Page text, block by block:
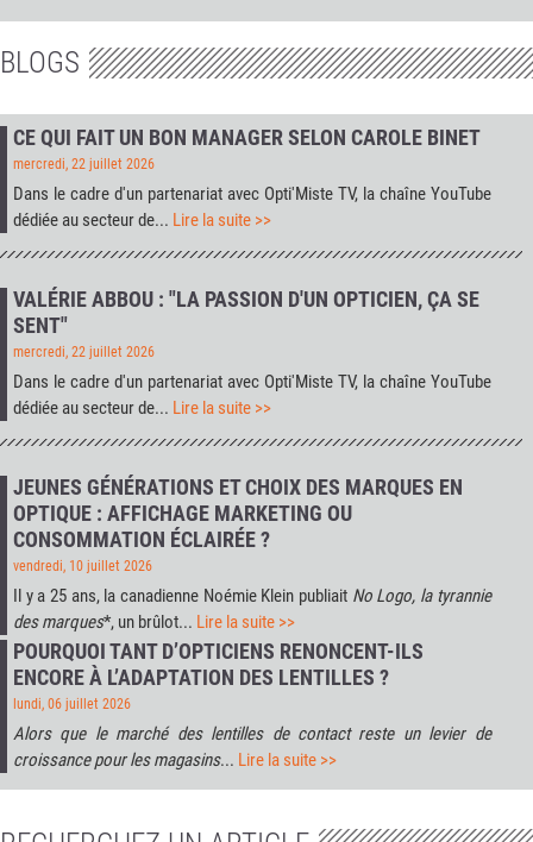
BLOGS
CE QUI FAIT UN BON MANAGER SELON CAROLE BINET
mercredi, 22 juillet 2026
Dans le cadre d'un partenariat avec Opti'Miste TV, la chaîne YouTube
dédiée au secteur de... Lire la suite >>
VALÉRIE ABBOU : "LA PASSION D'UN OPTICIEN, ÇA SE
SENT"
mercredi, 22 juillet 2026
Dans le cadre d'un partenariat avec Opti'Miste TV, la chaîne YouTube
dédiée au secteur de... Lire la suite >>
JEUNES GÉNÉRATIONS ET CHOIX DES MARQUES EN
OPTIQUE : AFFICHAGE MARKETING OU
CONSOMMATION ÉCLAIRÉE ?
vendredi, 10 juillet 2026
Il y a 25 ans, la canadienne Noémie Klein publiait No Logo, la tyrannie
des marques*, un brûlot... Lire la suite >>
POURQUOI TANT D’OPTICIENS RENONCENT-ILS
ENCORE À L’ADAPTATION DES LENTILLES ?
lundi, 06 juillet 2026
Alors que le marché des lentilles de contact reste un levier de
croissance pour les magasins... Lire la suite >>